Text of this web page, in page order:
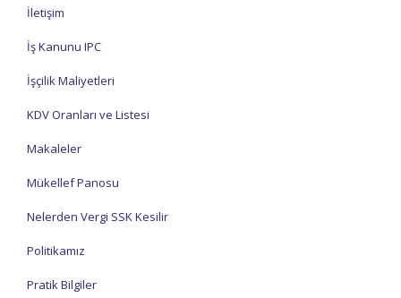
İletişim
İş Kanunu IPC
İşçilik Maliyetleri
KDV Oranları ve Listesi
Makaleler
Mükellef Panosu
Nelerden Vergi SSK Kesilir
Politikamız
Pratik Bilgiler